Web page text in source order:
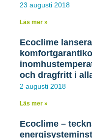
23 augusti 2018
Läs mer »
Ecoclime
och dragfritt i
2 augusti 2018
Läs mer »
Ecoclime –
härmed till extra
som råder till följd
obligatorisk
stöd av tillfälliga
möjlighet att
ombud kommer
LÄS MER »
26 februari 2021